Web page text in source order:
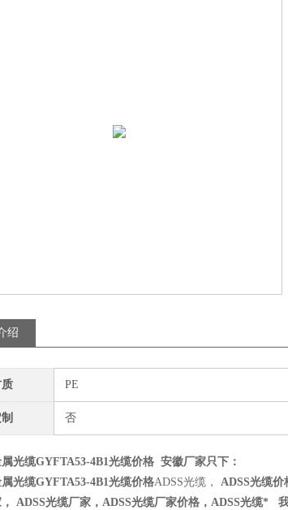
绍
PE
否
光缆GYFTA53-4B1光缆价格 安徽厂家只下：
光缆GYFTA53-4B1光缆价格ADSS光缆，
ADSS光缆价
ADSS光缆厂家，ADSS光缆厂家价格，ADSS光缆*